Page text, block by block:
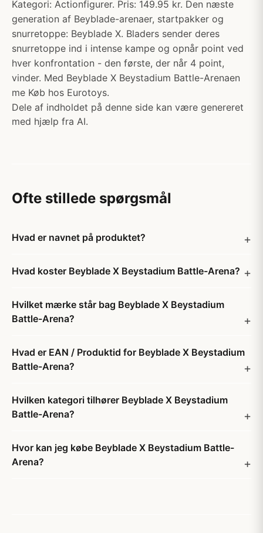
Kategori: Actionfigurer. Pris: 149.95 kr. Den næste
generation af Beyblade-arenaer, startpakker og
snurretoppe: Beyblade X. Bladers sender deres
snurretoppe ind i intense kampe og opnår point ved
hver konfrontation - den første, der når 4 point,
vinder. Med Beyblade X Beystadium Battle-Arenaen
me Køb hos Eurotoys.
Dele af indholdet på denne side kan være genereret
med hjælp fra AI.
Ofte stillede spørgsmål
Hvad er navnet på produktet?
Hvad koster Beyblade X Beystadium Battle-Arena?
Hvilket mærke står bag Beyblade X Beystadium
Battle-Arena?
Hvad er EAN / Produktid for Beyblade X Beystadium
Battle-Arena?
Hvilken kategori tilhører Beyblade X Beystadium
Battle-Arena?
Hvor kan jeg købe Beyblade X Beystadium Battle-
Arena?